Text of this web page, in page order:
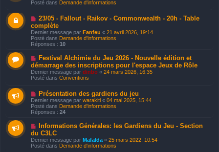
e
m
s
a
g
e
v
a
u
m
e
s
s
g
e
Posté dans Demande d'informations
N
u
v
e
a
m
e
s
s
a
23/05 - Fallout - Raikov - Commonwealth - 20h - Table
complète
Dernier message par Fanfeu « 21 avril 2026, 19:14
Posté dans Demande d'informations
Réponses : 10
N
o
u
v
e
u
m
e
s
s
g
e
Festival Alchimie du Jeu 2026 - Nouvelle édition et
démarrage des inscriptions pour l'espace Jeux de Rôle
Dernier message par dinbo « 24 mars 2026, 16:35
Posté dans Conventions
N
o
u
v
e
u
m
e
s
Présentation des gardiens du jeu
Dernier message par warakiti « 04 mai 2025, 15:44
Posté dans Demande d'informations
Réponses : 24
N
u
v
e
Informations Générales: les Gardiens du Jeu - Section
du C3LC
Dernier message par Mafalda « 25 mars 2022, 10:54
Posté dans Demande d'informations